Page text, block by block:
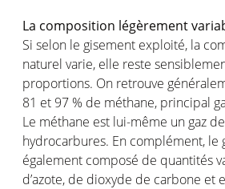
La composition légèrement
Si selon le gisement exploité, la
naturel varie, elle reste
proportions. On retrouve
81 et 97 % de méthane, principal
Le méthane est lui-même un gaz
hydrocarbures. En complément, le
également composé de quantités
d’azote, de dioxyde de carbone et